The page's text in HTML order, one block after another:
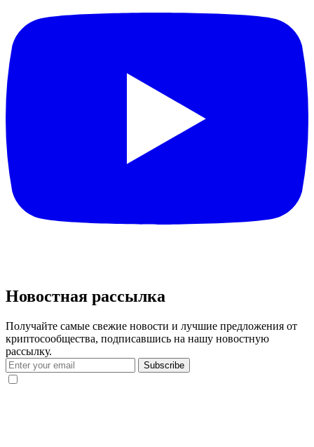
Новостная рассылка
Получайте самые свежие новости и лучшие предложения от
криптосообщества, подписавшись на нашу новостную
рассылку.
Subscribe